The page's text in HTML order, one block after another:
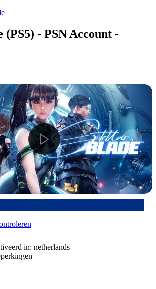
(PS5) - PSN Account -
in: netherlands